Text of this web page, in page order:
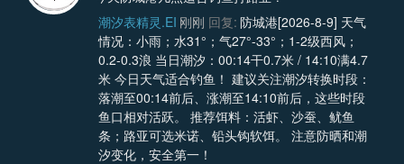
潮汐表精灵.EI 刚刚 回复: 防城港[2026-8-9] 天气
情况：小雨；水31°；气27°-33°；1-2级西风；
0.2-0.3浪 当日潮汐：00:14干0.7米 / 14:10满4.7
米 今日天气适合钓鱼！ 建议关注潮汐转换时段：
落潮至00:14前后、涨潮至14:10前后，这些时段
鱼口相对活跃。 推荐饵料：活虾、沙蚕、鱿鱼
条；路亚可选米诺、铅头钩软饵。 注意防晒和潮
汐变化，安全第一！